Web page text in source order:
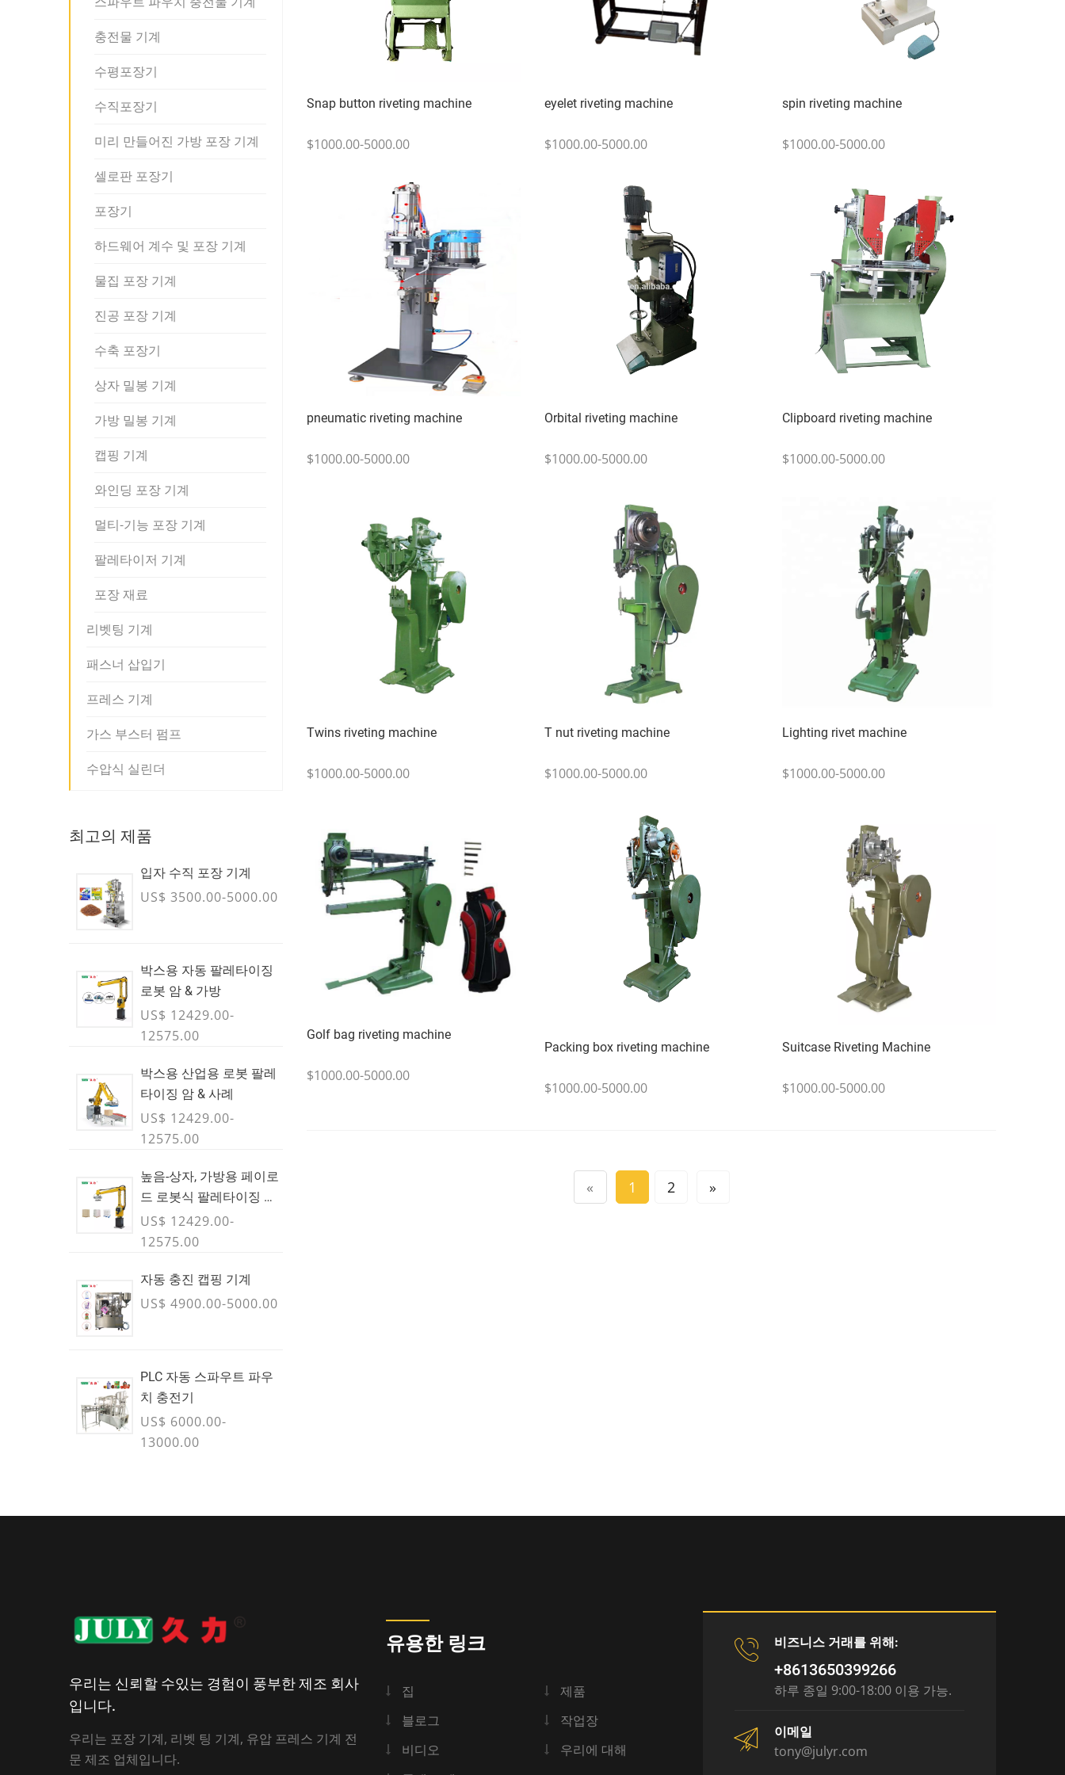
Snap button riveting machine
$1000.00-5000.00
eyelet riveting machine
$1000.00-5000.00
spin riveting machine
$1000.00-5000.00
pneumatic riveting machine
$1000.00-5000.00
Orbital riveting machine
$1000.00-5000.00
Clipboard riveting machine
$1000.00-5000.00
Twins riveting machine
$1000.00-5000.00
T nut riveting machine
$1000.00-5000.00
Lighting rivet machine
$1000.00-5000.00
Golf bag riveting machine
$1000.00-5000.00
Packing box riveting machine
$1000.00-5000.00
Suitcase Riveting Machine
$1000.00-5000.00
« 1 2 »
충전물 기계
수평포장기
수직포장기
미리 만들어진 가방 포장 기계
셀로판 포장기
포장기
하드웨어 계수 및 포장 기계
물집 포장 기계
진공 포장 기계
수축 포장기
상자 밀봉 기계
가방 밀봉 기계
캡핑 기계
와인딩 포장 기계
멀티-기능 포장 기계
팔레타이저 기계
포장 재료
리벳팅 기계
패스너 삽입기
프레스 기계
가스 부스터 펌프
수압식 실린더
최고의 제품
입자 수직 포장 기계
US$ 3500.00-5000.00
박스용 자동 팔레타이징
로봇 암 & 가방
US$ 12429.00-
12575.00
박스용 산업용 로봇 팔레
타이징 암 & 사례
US$ 12429.00-
12575.00
높음-상자, 가방용 페이로
드 로봇식 팔레타이징 암
& 벌크 컨테이너 - 7월
US$ 12429.00-
12575.00
자동 충진 캡핑 기계
US$ 4900.00-5000.00
PLC 자동 스파우트 파우
치 충전기
US$ 6000.00-
13000.00
우리는 신뢰할 수있는 경험이 풍부한 제조 회사
입니다.
우리는 포장 기계, 리벳 팅 기계, 유압 프레스 기계 전
문 제조 업체입니다.
유용한 링크
집
제품
블로그
작업장
비디오
우리에 대해
비즈니스 거래를 위해:
+8613650399266
하루 종일 9:00-18:00 이용 가능.
이메일
tony@julyr.com